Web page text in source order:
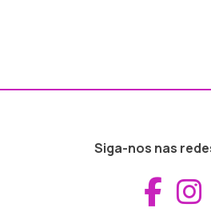
Siga-nos nas